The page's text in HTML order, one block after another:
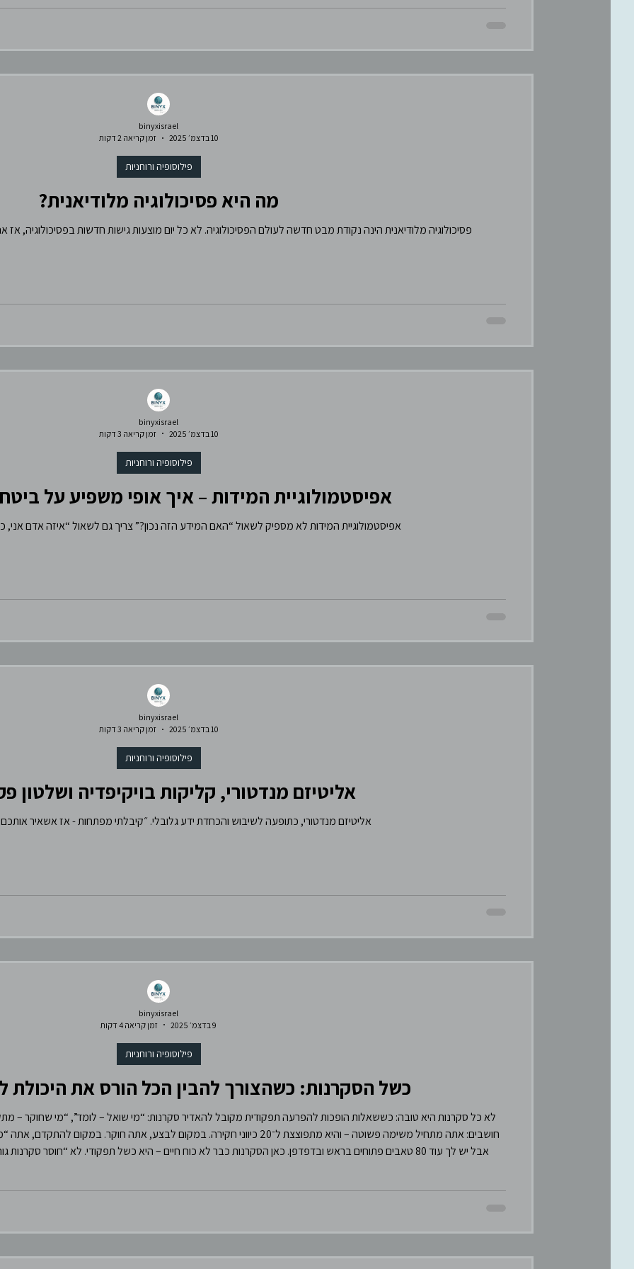
מה היא פסיכולוגיה מלודיאנית?
פסיכולוגיה מלודיאנית הינה נקודת מבט חדשה לעולם הפסיכולוגיה. לא כל יום מוצעות גישות חדשות בפסיכולוגיה,
פילוסופיה ורוחניות
binyxisrael
10 בדצמ׳ 2025
זמן קריאה 2 דקות
אפיסטמולוגיית המידות – איך אופי משפיע על
אפיסטמולוגיית המידות לא מספיק לשאול “האם המידע הזה נכון?” צריך גם לשאול “איזה אדם אני, כשאני עובד עם ידע?”
פילוסופיה ורוחניות
binyxisrael
10 בדצמ׳ 2025
זמן קריאה 3 דקות
אליטיזם מנדטורי, קליקות בויקיפדיה ושלטון
אליטיזם מנדטורי, כתופעה לשיבוש והכחדת ידע גלובלי. ״קיבלתי מפתחות - אז אשאיר אותכם
פילוסופיה ורוחניות
binyxisrael
10 בדצמ׳ 2025
זמן קריאה 3 דקות
כשל הסקרנות: כשהצורך להבין הכל הורס את היכולת
לא כל סקרנות היא טובה: כששאלות הופכות להפרעה תפקודית מקובל להאדיר סקרנות: “מי שואל – לומד”, “מי שחוקר –
חושבים: אתה מתחיל משימה פשוטה – והיא מתפוצצת ל־20 כיווני חקירה. במקום לבצע, אתה
אבל יש לך עוד 80 טאבים פתוחים בראש ובדפדפן. כאן הסקרנות כבר לא כוח חיים – היא כשל תפקודי. לא “חוסר
פילוסופיה ורוחניות
binyxisrael
9 בדצמ׳ 2025
זמן קריאה 4 דקות